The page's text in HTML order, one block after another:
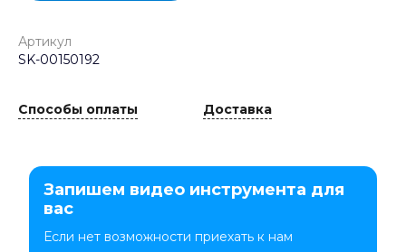
Артикул
SK-00150192
Способы оплаты Доставка
Запишем видео инструмента для
вас
Если нет возможности приехать к нам